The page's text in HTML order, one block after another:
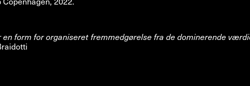
en form for organiseret fremmedgørelse fra de dominerende